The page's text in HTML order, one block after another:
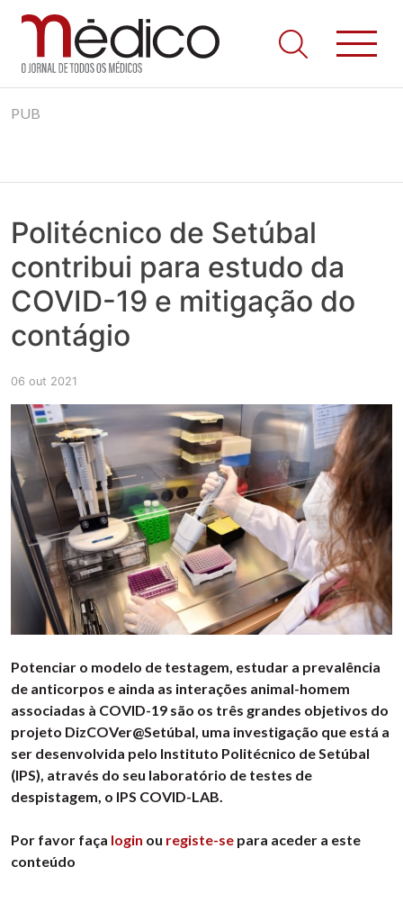
to
Jornal Médico
Médico – O Jornal de Todos os Médicos. Onde as notícias
realmente contam! Tudo o que se passa na Saúde!
PUB
Politécnico de Setúbal
contribui para estudo da
COVID-19 e mitigação do
contágio
06 out 2021
Potenciar o modelo de testagem, estudar a prevalência
de anticorpos e ainda as interações animal-homem
associadas à COVID-19 são os três grandes objetivos do
projeto DizCOVer@Setúbal, uma investigação que está a
ser desenvolvida pelo Instituto Politécnico de Setúbal
(IPS), através do seu laboratório de testes de
despistagem, o IPS COVID-LAB.
Por favor faça login ou registe-se para aceder a este
conteúdo